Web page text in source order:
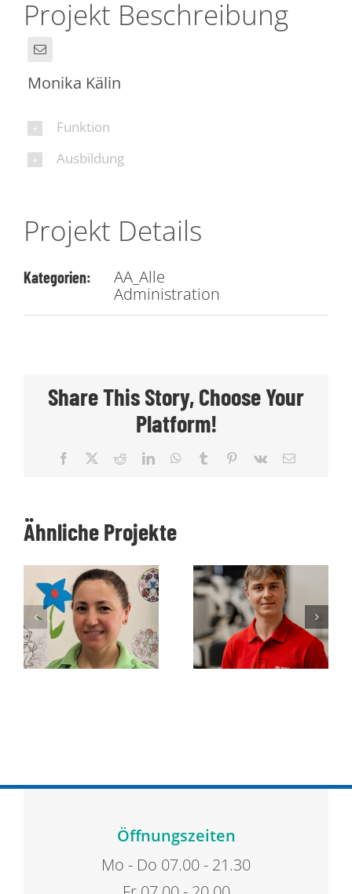
Projekt Beschreibung
Monika Kälin
Funktion
Ausbildung
Projekt Details
Kategorien:
AA_Alle
Administration
Share This Story, Choose Your
Platform!
Facebook RedditLinkedInWhatsApp
Tumblr Pinterest
Vk
E-
Ähnliche Projekte
Späni Yildiz Kälin Nico
Öffnungszeiten
Mo - Do 07.00 - 21.30